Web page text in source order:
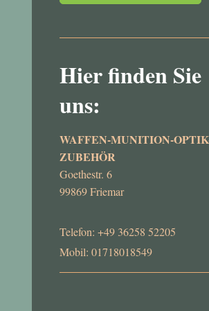
Hier finden Sie
uns:
WAFFEN-MUNITION-
ZUBEHÖR
Goethestr. 6
99869 Friemar
Telefon: +49 36258 52205
Mobil: 01718018549